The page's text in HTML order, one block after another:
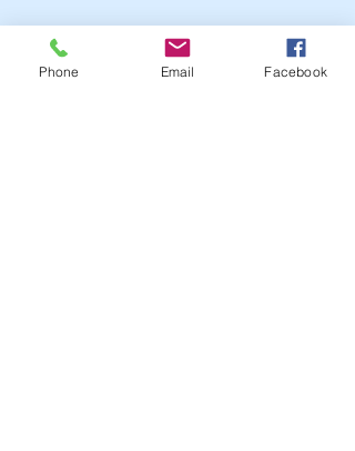
Phone Email Facebook